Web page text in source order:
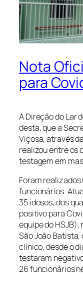
Nota
para
A Direção do Lar
desta, que a
Viçosa, através
realizou entre os
testagem em
Foram
funcionários.
35 idosos, dos
positivo para
equipe do HSJB),
São João
clínico, desde o
testaram
26 funcionários